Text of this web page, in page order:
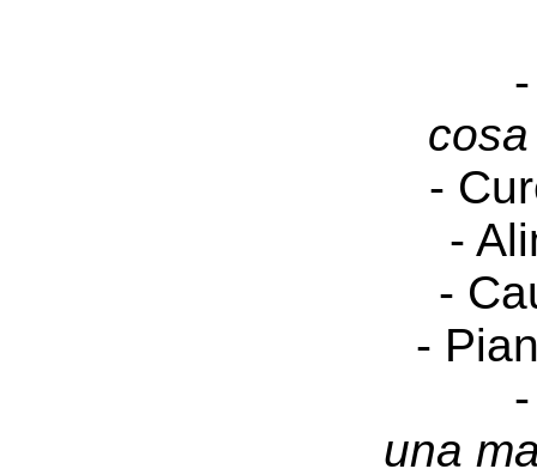
-
-
-
-
una